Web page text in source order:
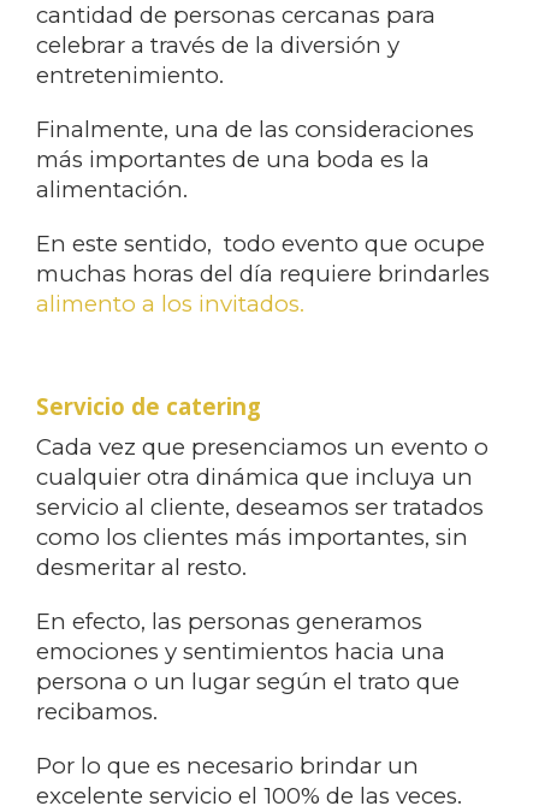
cantidad de personas cercanas para
celebrar a través de la diversión y
entretenimiento.
Finalmente, una de las consideraciones
más importantes de una boda es la
alimentación.
En este sentido, todo evento que ocupe
muchas horas del día requiere brindarles
alimento a los invitados.
Servicio de catering
Cada vez que presenciamos un evento o
cualquier otra dinámica que incluya un
servicio al cliente, deseamos ser tratados
como los clientes más importantes, sin
desmeritar al resto.
En efecto, las personas generamos
emociones y sentimientos hacia una
persona o un lugar según el trato que
recibamos.
Por lo que es necesario brindar un
excelente servicio el 100% de las veces.